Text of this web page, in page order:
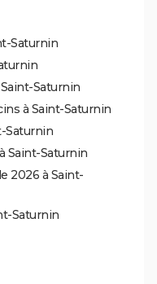
Saturnin
Saturnin
à Saint-Saturnin
Saturnin
Saint-Saturnin
2026 à Saint-
Saturnin